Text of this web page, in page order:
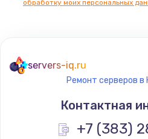
2045
1090
Замена
обработку моих персональных
servers-iq.ru
Ремонт серверов в
Контактная
+7 (383)